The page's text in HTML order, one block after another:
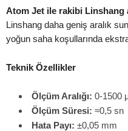
Atom Jet ile rakibi Linshang
Linshang daha geniş aralık
yoğun saha koşullarında
Teknik Özellikler
Ölçüm Aralığı: 0-1500
Ölçüm Süresi: ≈0,5 sn
Hata Payı: ±0,05 mm